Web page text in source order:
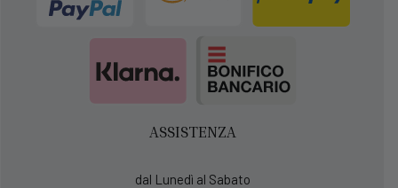
ASSISTENZA
dal Lunedì al Sabato